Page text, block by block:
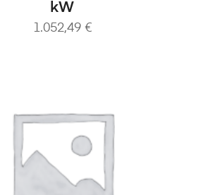
kW
1.052,49 €